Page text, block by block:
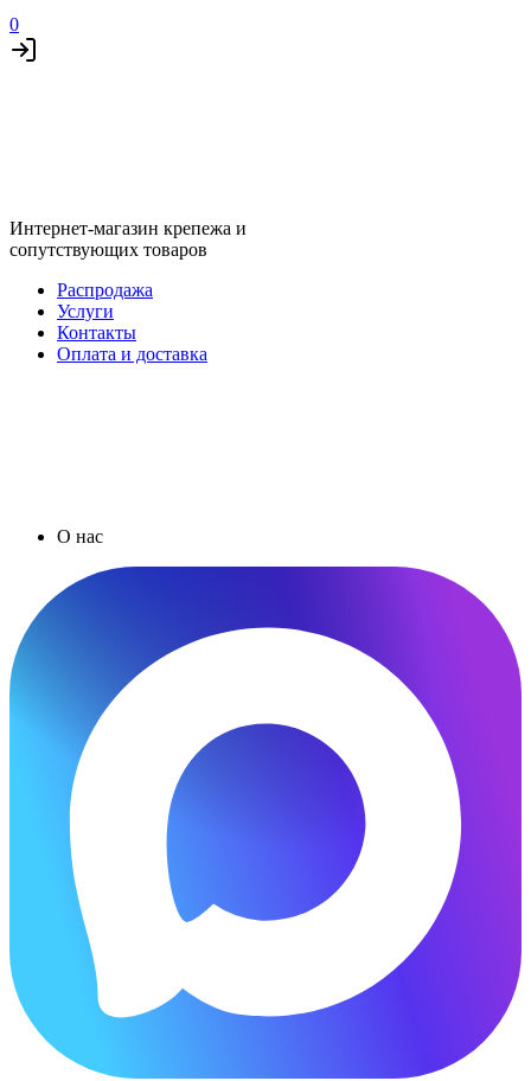
0
Интернет-магазин крепежа и
сопутствующих товаров
Распродажа
Услуги
Контакты
Оплата и доставка
О нас